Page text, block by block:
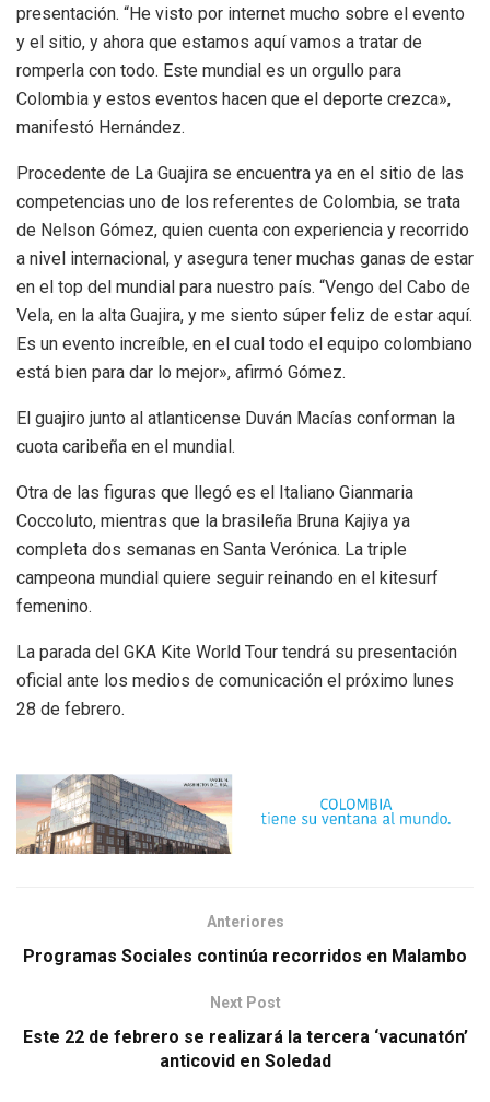
presentación. “He visto por internet mucho sobre el evento
y el sitio, y ahora que estamos aquí vamos a tratar de
romperla con todo. Este mundial es un orgullo para
Colombia y estos eventos hacen que el deporte crezca»,
manifestó Hernández.
Procedente de La Guajira se encuentra ya en el sitio de las
competencias uno de los referentes de Colombia, se trata
de Nelson Gómez, quien cuenta con experiencia y recorrido
a nivel internacional, y asegura tener muchas ganas de estar
en el top del mundial para nuestro país. “Vengo del Cabo de
Vela, en la alta Guajira, y me siento súper feliz de estar aquí.
Es un evento increíble, en el cual todo el equipo colombiano
está bien para dar lo mejor», afirmó Gómez.
El guajiro junto al atlanticense Duván Macías conforman la
cuota caribeña en el mundial.
Otra de las figuras que llegó es el Italiano Gianmaria
Coccoluto, mientras que la brasileña Bruna Kajiya ya
completa dos semanas en Santa Verónica. La triple
campeona mundial quiere seguir reinando en el kitesurf
femenino.
La parada del GKA Kite World Tour tendrá su presentación
oficial ante los medios de comunicación el próximo lunes
28 de febrero.
Anteriores
Programas Sociales continúa recorridos en Malambo
Next Post
Este 22 de febrero se realizará la tercera ‘vacunatón’
anticovid en Soledad